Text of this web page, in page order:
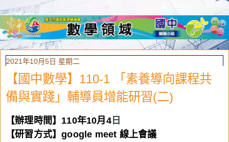
2021年10月5日 星期二
【國中數學】110-1 「素養導向課程共
備與實踐」輔導員增能研習(二)
【辦理時間】 110年10月4日
【研習方式】google meet 線上會議